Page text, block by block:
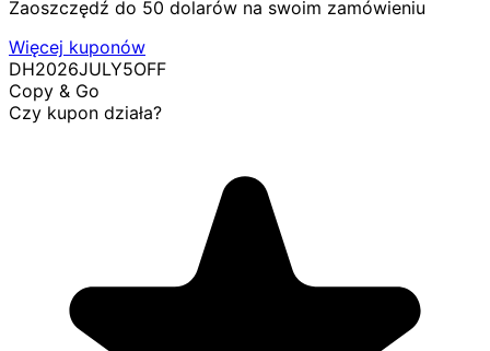
Zaoszczędź do 50 dolarów na swoim zamówieniu
Więcej kuponów
DH2026JULY5OFF
Copy & Go
Czy kupon działa?